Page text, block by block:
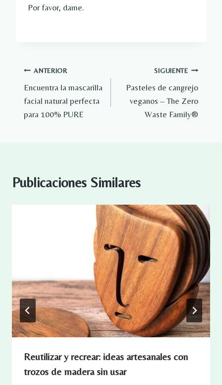
Por favor, dame.
Navegación
de
entradas
ANTERIOR
Encuentra la mascarilla
facial natural perfecta
para 100% PURE
SIGUIENTE
Pasteles de cangrejo
veganos – The Zero
Waste Family®
Publicaciones Similares
Reutilizar y recrear: ideas artesanales con
trozos de madera sin usar